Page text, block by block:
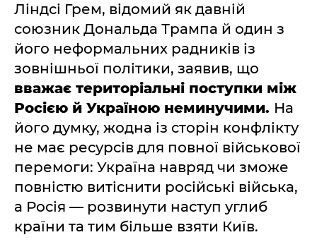
Ліндсі Грем, відомий як давній
союзник Дональда Трампа й один з
його неформальних радників із
зовнішньої політики, заявив, що
вважає територіальні поступки між
Росією й Україною неминучими. На
його думку, жодна із сторін конфлікту
не має ресурсів для повної військової
перемоги: Україна навряд чи зможе
повністю витіснити російські війська,
а Росія — розвинути наступ углиб
країни та тим більше взяти Київ.